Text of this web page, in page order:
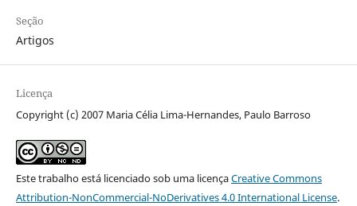
Seção
Artigos
Licença
Copyright (c) 2007 Maria Célia Lima-Hernandes, Paulo Barroso
Este trabalho está licenciado sob uma licençaCreative Commons
Attribution-NonCommercial-NoDerivatives 4.0 International License.